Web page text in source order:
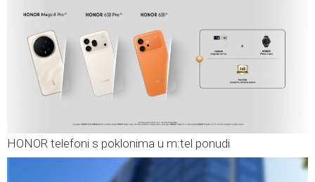
HONOR telefoni s poklonima u m:tel ponudi